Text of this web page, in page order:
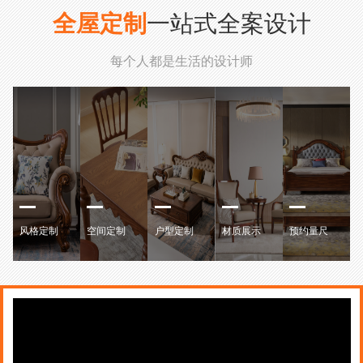
全屋定制 一站式全案设计
每个人都是生活的设计师
风格定制 空间定制 户型定制 材质展示 预约量尺